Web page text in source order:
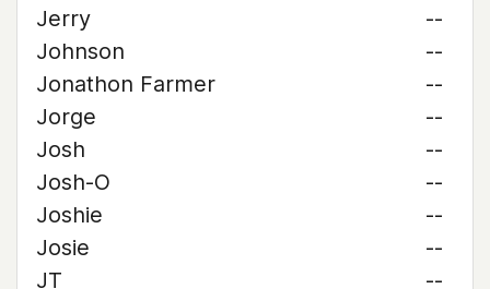
Jerry
--
Johnson
--
Jonathon Farmer
--
Jorge
--
Josh
--
Josh-O
--
Joshie
--
Josie
--
JT
--